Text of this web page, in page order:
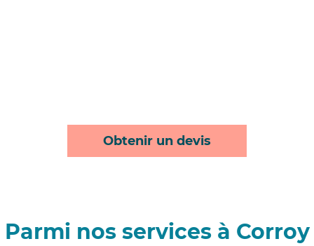
Obtenir un devis
Parmi nos services à Corroy